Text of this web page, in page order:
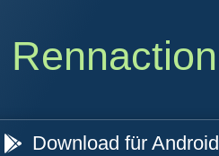
Rennaction
Download für Android